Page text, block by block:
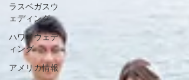
ラスベガスウ
ェディング
ハワイウェデ
ィング
アメリカ情報